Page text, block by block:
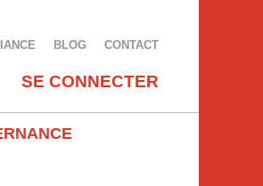
BLOG CONTACT
SE CONNECTER